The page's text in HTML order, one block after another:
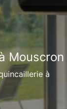
Mouscron
à